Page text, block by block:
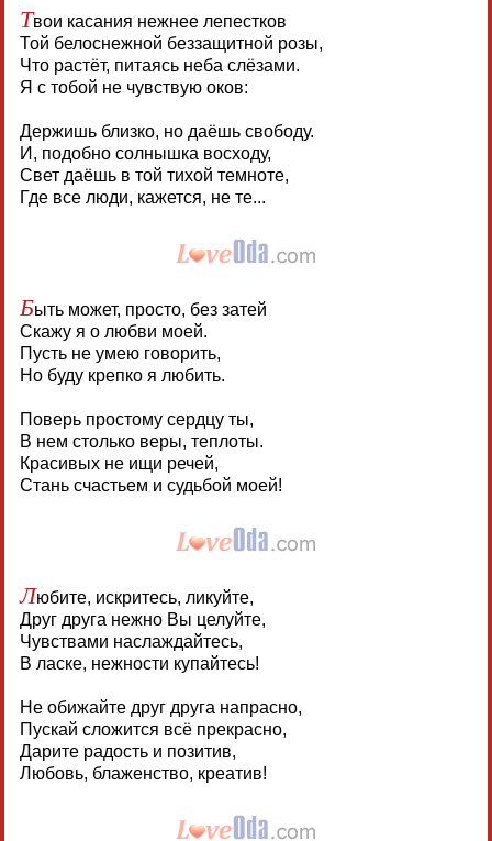
Твои касания нежнее лепестков
Той белоснежной беззащитной розы,
Что растёт, питаясь неба слёзами.
Я с тобой не чувствую оков:
Держишь близко, но даёшь свободу.
И, подобно солнышка восходу,
Свет даёшь в той тихой темноте,
Где все люди, кажется, не те...
Быть может, просто, без затей
Скажу я о любви моей.
Пусть не умею говорить,
Но буду крепко я любить.
Поверь простому сердцу ты,
В нем столько веры, теплоты.
Красивых не ищи речей,
Стань счастьем и судьбой моей!
Любите, искритесь, ликуйте,
Друг друга нежно Вы целуйте,
Чувствами наслаждайтесь,
В ласке, нежности купайтесь!
Не обижайте друг друга напрасно,
Пускай сложится всё прекрасно,
Дарите радость и позитив,
Любовь, блаженство, креатив!